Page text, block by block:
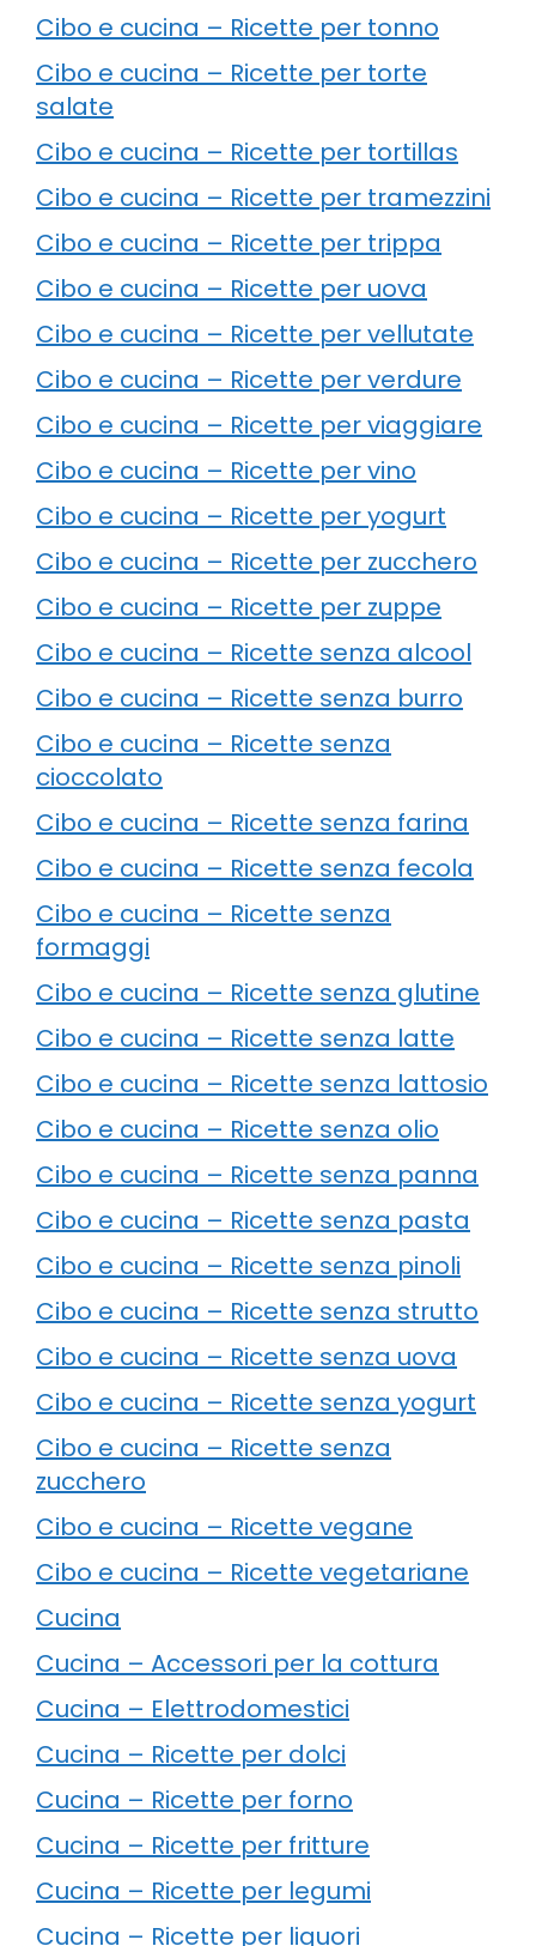
Cibo e cucina – Ricette per tonno
Cibo e cucina – Ricette per torte
salate
Cibo e cucina – Ricette per tortillas
Cibo e cucina – Ricette per tramezzini
Cibo e cucina – Ricette per trippa
Cibo e cucina – Ricette per uova
Cibo e cucina – Ricette per vellutate
Cibo e cucina – Ricette per verdure
Cibo e cucina – Ricette per viaggiare
Cibo e cucina – Ricette per vino
Cibo e cucina – Ricette per yogurt
Cibo e cucina – Ricette per zucchero
Cibo e cucina – Ricette per zuppe
Cibo e cucina – Ricette senza alcool
Cibo e cucina – Ricette senza burro
Cibo e cucina – Ricette senza
cioccolato
Cibo e cucina – Ricette senza farina
Cibo e cucina – Ricette senza fecola
Cibo e cucina – Ricette senza
formaggi
Cibo e cucina – Ricette senza glutine
Cibo e cucina – Ricette senza latte
Cibo e cucina – Ricette senza lattosio
Cibo e cucina – Ricette senza olio
Cibo e cucina – Ricette senza panna
Cibo e cucina – Ricette senza pasta
Cibo e cucina – Ricette senza pinoli
Cibo e cucina – Ricette senza strutto
Cibo e cucina – Ricette senza uova
Cibo e cucina – Ricette senza yogurt
Cibo e cucina – Ricette senza
zucchero
Cibo e cucina – Ricette vegane
Cibo e cucina – Ricette vegetariane
Cucina
Cucina – Accessori per la cottura
Cucina – Elettrodomestici
Cucina – Ricette per dolci
Cucina – Ricette per forno
Cucina – Ricette per fritture
Cucina – Ricette per legumi
Cucina – Ricette per liquori